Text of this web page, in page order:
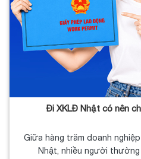
Đi XKLĐ Nhật có nên
Giữa hàng trăm doanh
Nhật, nhiều người